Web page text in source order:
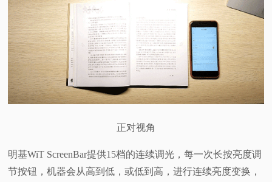
正对视角
明基WiT ScreenBar提供15档的连续调光，每一次长按亮度调
节按钮，机器会从高到低，或低到高，进行连续亮度变换，